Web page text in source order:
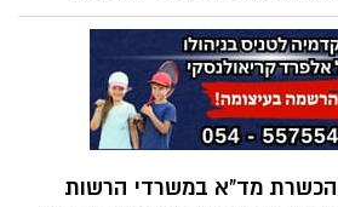
ואשדוד תמשיך להיות מדורגת בתחתית
הרשימה עם תעריף הארנונה הנמוך ביותר
בהשוואה לכלל הרשויות הגדולות במדינת
ישראל והנמוך ביותר מבין 5 הגדולות
הכשרת מד"א במשרדי הרשות